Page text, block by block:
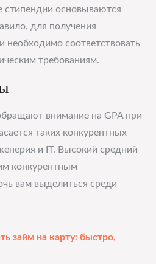
стипендии основываются
для получения
соответствовать
требованиям.
внимание на GPA при
таких конкурентных
и IT. Высокий средний
конкурентным
вам выделиться среди
займ на карту: быстро,